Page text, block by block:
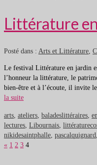
Littérature
Posté dans : Arts et Littérature,
Le festival Littérature en jardin
l’honneur la littérature, le
bien-être et à l’écoute, il invite
la suite
arts, ateliers, baladeslittéraires,
lectures, Libournais,
nikidesaintphalle, pascalquignard,
« 1 2 3 4